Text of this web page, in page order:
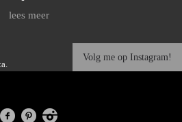
lees meer
Volg me op Instagram!